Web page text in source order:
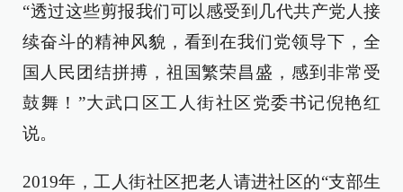
“透过这些剪报我们可以感受到几代共产党人接
续奋斗的精神风貌，看到在我们党领导下，全
国人民团结拼搏，祖国繁荣昌盛，感到非常受
鼓舞！”大武口区工人街社区党委书记倪艳红
说。
2019年，工人街社区把老人请进社区的“支部生